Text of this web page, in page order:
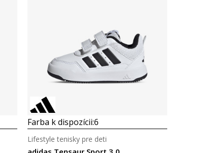
Farba k dispozícii:6
Lifestyle tenisky pre deti